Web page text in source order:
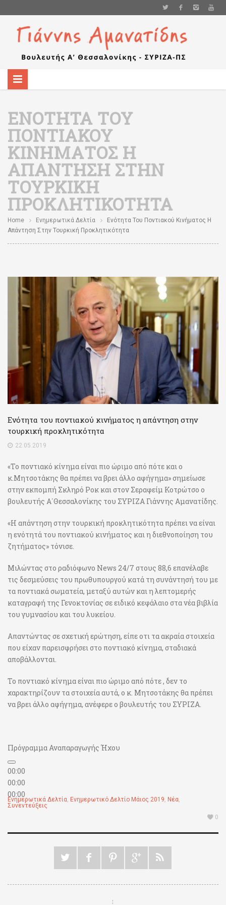
ΕΝΌΤΗΤΑ ΤΟΥ
ΠΟΝΤΙΑΚΟΎ
ΚΙΝΉΜΑΤΟΣ Η
ΑΠΆΝΤΗΣΗ ΣΤΗΝ
ΤΟΥΡΚΙΚΉ
ΠΡΟΚΛΗΤΙΚΌΤΗΤΑ
Home Ενημερωτικά Δελτία
Ενότητα Του Ποντιακού Κινήματος Η
Απάντηση Στην Τουρκική Προκλητικότητα
Ενότητα του ποντιακού κινήματος η απάντηση στην
τουρκική προκλητικότητα
22.05.2019
«Το ποντιακό κίνημα είναι πιο ώριμο από πότε και ο
κ.Μητσοτάκης θα πρέπει να βρει άλλο αφήγημα» σημείωσε
στην εκπομπή Σκληρό Ροκ και στον Σεραφείμ Κοτρώτσο ο
βουλευτής Α΄Θεσσαλονίκης του ΣΥΡΙΖΑ Γιάννης Αμανατίδης.
«Η απάντηση στην τουρκική προκλητικότητα πρέπει να είναι
η ενότητά του ποντιακού κινήματος και η διεθνοποίηση του
ζητήματος» τόνισε.
Μιλώντας στο ραδιόφωνο News 24/7 στους 88,6 επανέλαβε
τις δεσμεύσεις του πρωθυπουργού κατά τη συνάντησή του με
τα ποντιακά σωματεία, μεταξύ αυτών και η λεπτομερής
καταγραφή της Γενοκτονίας σε ειδικό κεφάλαιο στα νέα βιβλία
του γυμνασίου και του λυκείου.
Απαντώντας σε σχετική ερώτηση, είπε οτι τα ακραία στοιχεία
που είχαν παρεισφρήσει στο ποντιακό κίνημα, σταδιακά
αποβάλλονται.
Το ποντιακό κίνημα είναι πιο ώριμο από πότε , δεν το
χαρακτηρίζουν τα στοιχεία αυτά, ο κ. Μητσοτάκης θα πρέπει
να βρει άλλο αφήγημα, ανέφερε ο βουλευτής του ΣΥΡΙΖΑ.
Πρόγραμμα Αναπαραγωγής Ήχου
00:00
00:00
00:00
Ενημερωτικά Δελτία, Ενημερωτικό Δελτίο Μάιος 2019, Νέα,
Συνεντεύξεις
0